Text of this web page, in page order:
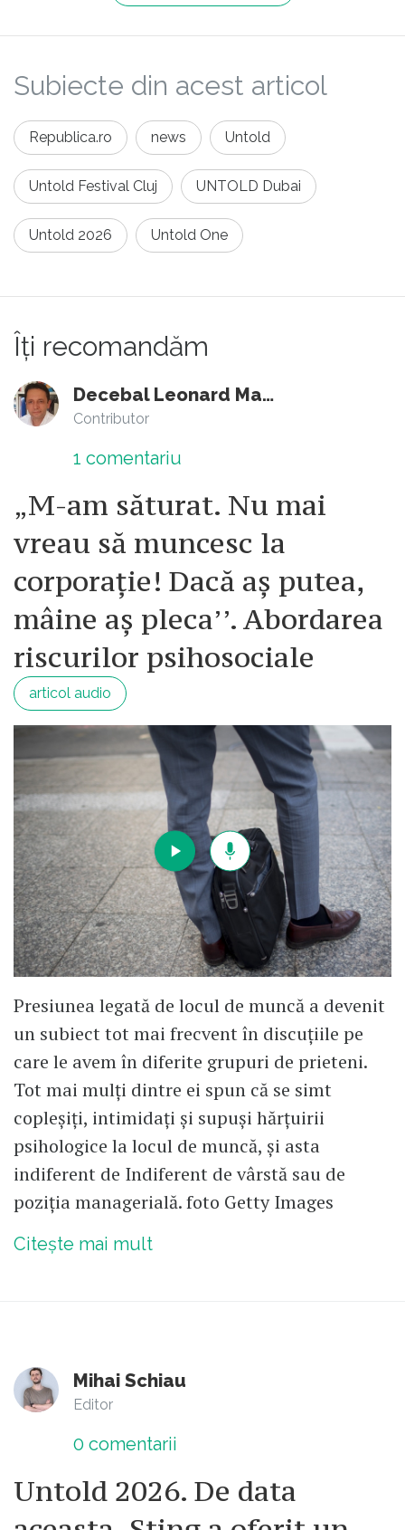
Subiecte din acest articol
Republica.ro news Untold
Untold Festival Cluj UNTOLD Dubai
Untold 2026 Untold One
Îți recomandăm
Decebal Leonard Marin
Contributor
1 comentariu
„M-am săturat. Nu mai
vreau să muncesc la
corporație! Dacă aș putea,
mâine aș pleca’’. Abordarea
riscurilor psihosociale
articol audio
Presiunea legată de locul de muncă a devenit
un subiect tot mai frecvent în discuțiile pe
care le avem în diferite grupuri de prieteni.
Tot mai mulți dintre ei spun că se simt
copleșiți, intimidați și supuși hărțuirii
psihologice la locul de muncă, și asta
indiferent de Indiferent de vârstă sau de
poziția managerială. foto Getty Images
Citește mai mult
Mihai Schiau
Editor
0 comentarii
Untold 2026. De data